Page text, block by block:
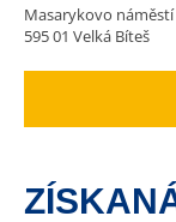
Masarykovo náměstí
595 01 Velká Bíteš